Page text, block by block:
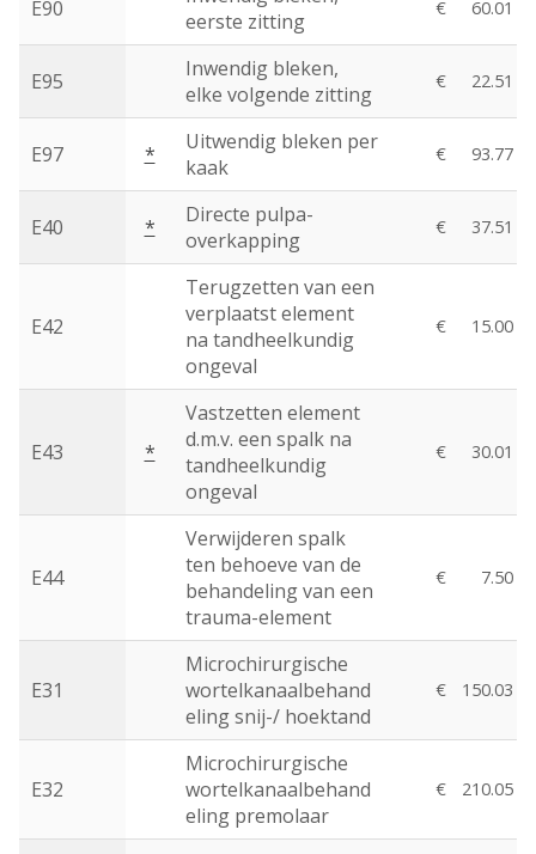
E90
eerste zitting
€ 60.01
E95
Inwendig bleken,
elke volgende zitting
€ 22.51
E97 *
Uitwendig bleken per
kaak
€ 93.77
E40 *
Directe pulpa-
overkapping
€ 37.51
E42
Terugzetten van een
verplaatst element
na tandheelkundig
ongeval
€ 15.00
E43 *
Vastzetten element
d.m.v. een spalk na
tandheelkundig
ongeval
€ 30.01
E44
Verwijderen spalk
ten behoeve van de
behandeling van een
trauma-element
€ 7.50
E31
Microchirurgische
wortelkanaalbehand
eling snij-/ hoektand
€ 150.03
E32
Microchirurgische
wortelkanaalbehand
eling premolaar
€ 210.05